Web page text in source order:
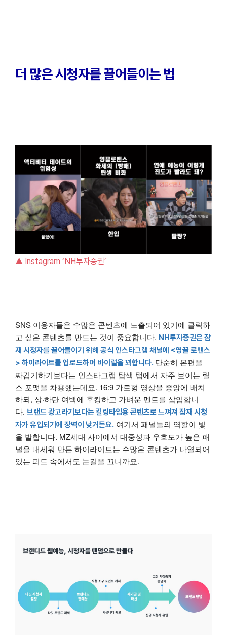
더 많은 시청자를 끌어들이는 법
▲ Instagram ‘NH투자증권’
SNS 이용자들은 수많은 콘텐츠에 노출되어 있기에 클릭하
고 싶은 콘텐츠를 만드는 것이 중요합니다. NH투자증권은 잠
재 시청자를 끌어들이기 위해 공식 인스타그램 채널에 <영끌 로맨스
> 하이라이트를 업로드하며 바이럴을 꾀합니다. 단순히 본편을
짜깁기하기보다는 인스타그램 탐색 탭에서 자주 보이는 릴
스 포맷을 차용했는데요. 16:9 가로형 영상을 중앙에 배치
하되, 상·하단 여백에 후킹하고 가벼운 멘트를 삽입합니
다. 브랜드 광고라기보다는 킬링타임용 콘텐츠로 느껴져 잠재 시청
자가 유입되기에 장벽이 낮거든요. 여기서 패널들의 역할이 빛
을 발합니다. MZ세대 사이에서 대중성과 우호도가 높은 패
널을 내세워 만든 하이라이트는 수많은 콘텐츠가 나열되어
있는 피드 속에서도 눈길을 끄니까요.